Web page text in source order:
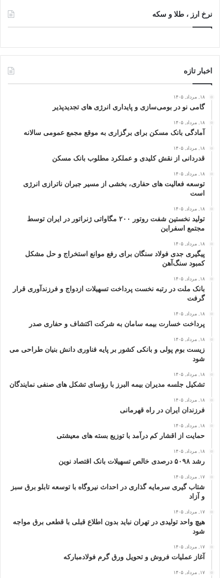
نرخ ارز ، طلا و سکه
اخبار تازه
۱۸, مرداد, ۱۴۰۵
گامی نو در بومی‌سازی و پایداری انرژی‌ های تجدیدپذیر
۱۸, مرداد, ۱۴۰۵
آمادگی بانک مسکن برای برگزاری به موقع مجمع عمومی سالانه
۱۸, مرداد, ۱۴۰۵
قدردانی از نقش کلیدی و عملکرد مطلوب بانک مسکن
۱۸, مرداد, ۱۴۰۵
توسعه فعالیت‌ های حفاری، بخشی از مسیر جبران ناترازی انرژی
است
۱۸, مرداد, ۱۴۰۵
تولید نخستین شفت روتور ۲۰۰ مگاواتی ژنراتور در ایران توسط
مجتمع اسفراین
۱۸, مرداد, ۱۴۰۵
پیگیری جدی فولاد سنگان برای رفع موانع استخراج و حل مشکل
کمبود سنگ‌آهن
۱۸, مرداد, ۱۴۰۵
بانک ملت در رتبه نخست پرداخت تسهیلات ازدواج و فرزندآوری قرار
گرفت
۱۸, مرداد, ۱۴۰۵
پرداخت خسارت بیمه سامان به شرکت اکتشاف و حفاری صدر
۱۸, مرداد, ۱۴۰۵
زیست بوم پولی و بانکی کشور بر پایه فناوری دانش بنیان طراحی می
شود
۱۸, مرداد, ۱۴۰۵
تشکیل جلسه مدیران بیمه البرز با رؤسای تشکل های صنفی نمایندگان
۱۸, مرداد, ۱۴۰۵
فرزندان ایران در راه قهرمانی
۱۸, مرداد, ۱۴۰۵
حمایت از اقشار کم‌ درآمد با توزیع بسته‌ های معیشتی
۱۸, مرداد, ۱۴۰۵
رشد ۵۰۹۸ درصدی خالص تسهیلات بانک اقتصاد نوین
۱۷, مرداد, ۱۴۰۵
شتاب گیری سرمایه گذاری در احداث نیروگاه با توسعه تابلو برق سبز
و آزاد
۱۷, مرداد, ۱۴۰۵
هیچ واحد تولیدی در تهران نباید بدون اطلاع قبلی با قطعی برق مواجه
شود
۱۷, مرداد, ۱۴۰۵
آغاز عملیات فروش و تحویل ورق گرم فولادمبارکه
۱۷, مرداد, ۱۴۰۵